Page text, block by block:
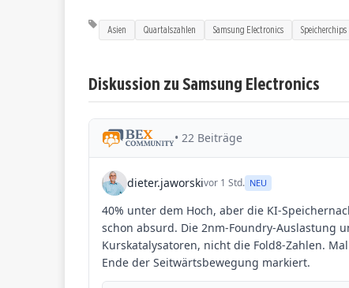
Asien Quartalszahlen Samsung Electronics Speicherchips
Diskussion zu Samsung Electronics